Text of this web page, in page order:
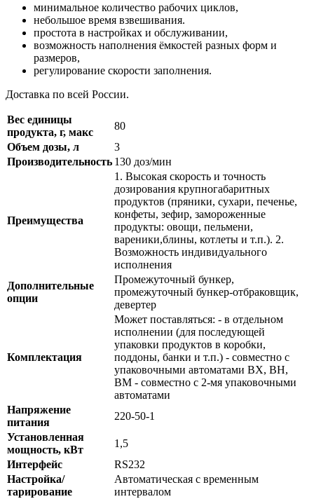
минимальное количество рабочих циклов,
небольшое время взвешивания.
простота в настройках и обслуживании,
возможность наполнения ёмкостей разных форм и
размеров,
регулирование скорости заполнения.
Доставка по всей России.
Вес единицы
продукта, г, макс
80
Объем дозы, л
3
Производительность 130 доз/мин
Преимущества
1. Высокая скорость и точность
дозирования крупногабаритных
продуктов (пряники, сухари, печенье,
конфеты, зефир, замороженные
продукты: овощи, пельмени,
вареники,блины, котлеты и т.п.). 2.
Возможность индивидуального
исполнения
Дополнительные
опции
Промежуточный бункер,
промежуточный бункер-отбраковщик,
девертер
Комплектация
Может поставляться: - в отдельном
исполнении (для последующей
упаковки продуктов в коробки,
поддоны, банки и т.п.) - совместно с
упаковочными автоматами BX, BH,
BM - совместно с 2-мя упаковочными
автоматами
Напряжение
питания
220-50-1
Установленная
мощность, кВт
1,5
Интерфейс
RS232
Настройка/
тарирование
Автоматическая с временным
интервалом